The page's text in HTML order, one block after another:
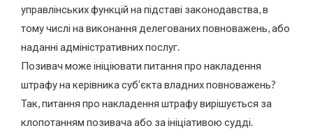
управлінських функцій на підставі законодавства, в
тому числі на виконання делегованих повноважень, або
наданні адміністративних послуг.
Позивач може ініціювати питання про накладення
штрафу на керівника суб’єкта владних повноважень?
Так, питання про накладення штрафу вирішується за
клопотанням позивача або за ініціативою судді.